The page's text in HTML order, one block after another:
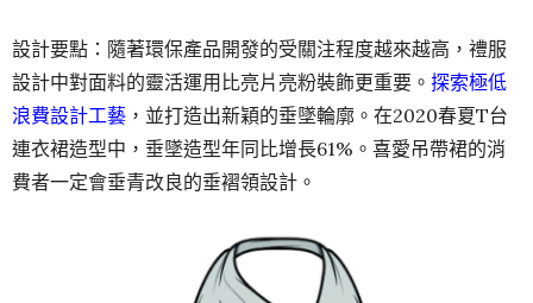
設計要點：隨著環保產品開發的受關注程度越來越高，禮服
設計中對面料的靈活運用比亮片亮粉裝飾更重要。 探索極低
浪費設計工藝 ，並打造出新穎的垂墜輪廓。在2020春夏T台
連衣裙造型中，垂墜造型年同比增長61%。喜愛吊帶裙的消
費者一定會垂青改良的垂褶領設計。